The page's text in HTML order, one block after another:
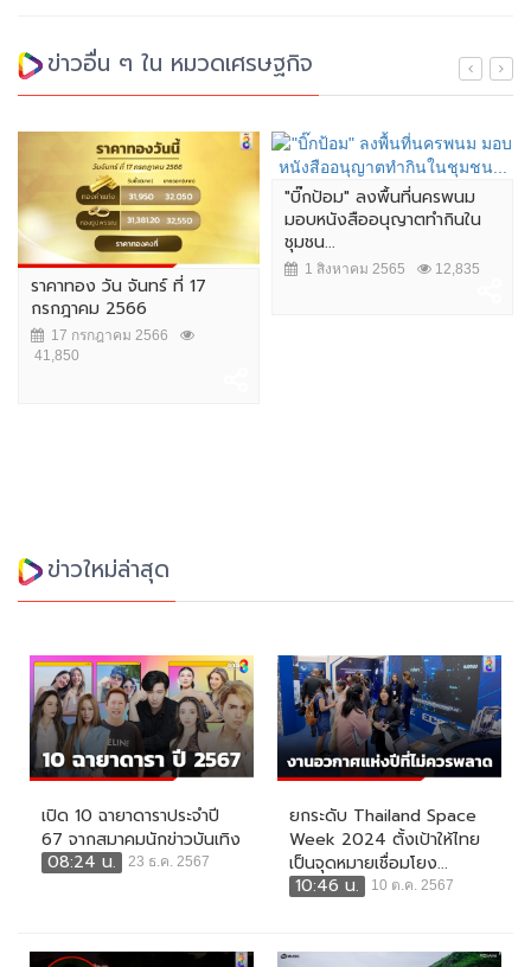
ข่าวอื่น ๆ ใน หมวดเศรษฐกิจ
ราคาทอง วัน จันทร์ ที่ 17
กรกฎาคม 2566
17 กรกฎาคม 2566
41,850
"บิ๊กป้อม" ลงพื้นที่นครพนม
มอบหนังสืออนุญาตทำกินใน
ชุมชน...
1 สิงหาคม 2565 12,835
ข่าวใหม่ล่าสุด
เปิด 10 ฉายาดาราประจำปี
67 จากสมาคมนักข่าวบันเทิง
08:24 น.
23 ธ.ค. 2567
ยกระดับ Thailand Space
Week 2024 ตั้งเป้าให้ไทย
เป็นจุดหมายเชื่อมโยง...
10:46 น.
10 ต.ค. 2567